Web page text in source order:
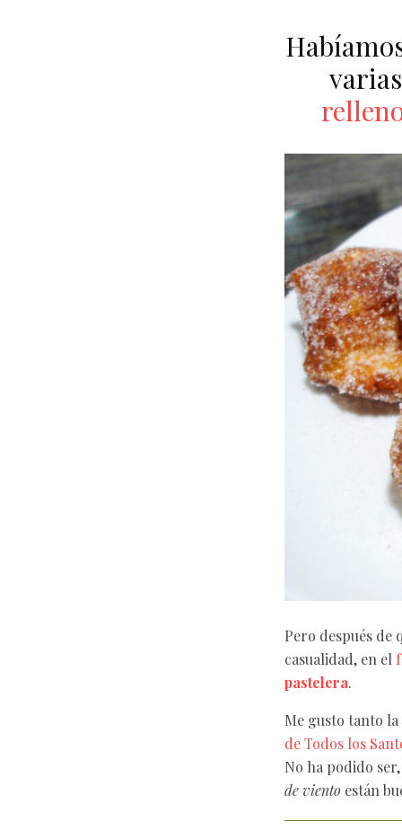
Pero después de
casualidad, en el
pastelera.
Me gusto tanto
de Todos los
No ha podido
de viento están